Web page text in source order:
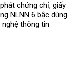
chứng chỉ, giấy
NLNN 6 bậc dùng
thông tin